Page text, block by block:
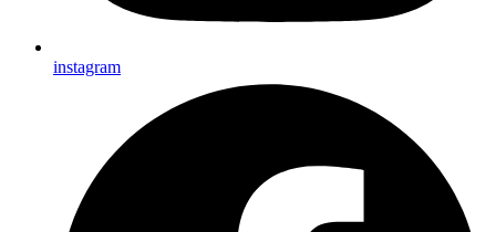
instagram